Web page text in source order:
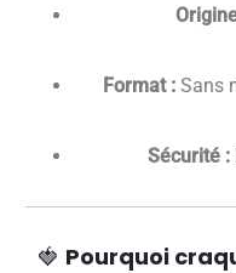
Format : Sans
Sécurité :
🍓 Pourquoi